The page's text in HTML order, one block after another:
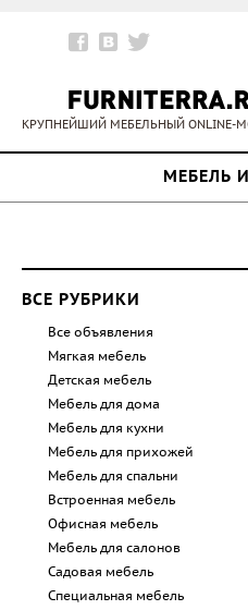
КРУПНЕЙШИЙ МЕБЕЛЬНЫЙ ONLINE-
МЕБЕЛЬ
ВСЕ РУБРИКИ
Все объявления
Мягкая мебель
Детская мебель
Мебель для дома
Мебель для кухни
Мебель для прихожей
Мебель для спальни
Встроенная мебель
Офисная мебель
Мебель для салонов
Садовая мебель
Специальная мебель